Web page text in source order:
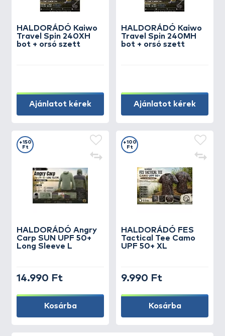
HALDORÁDÓ Kaiwo
Travel Spin 240XH
bot + orsó szett
Ajánlatot kérek
HALDORÁDÓ Kaiwo
Travel Spin 240MH
bot + orsó szett
Ajánlatot kérek
HALDORÁDÓ Angry
Carp SUN UPF 50+
Long Sleeve L
+150
Ft
14.990 Ft
Kosárba
HALDORÁDÓ FES
Tactical Tee Camo
UPF 50+ XL
+100
Ft
9.990 Ft
Kosárba